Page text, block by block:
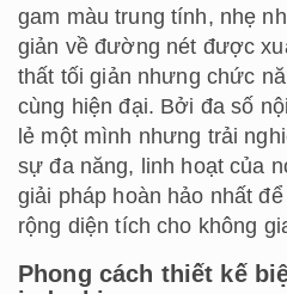
gam màu trung tính, nhẹ
giản về đường nét được
thất tối giản nhưng chức
cùng hiện đại. Bởi đa số
lẻ một mình nhưng trải
sự đa năng, linh hoạt của
giải pháp hoàn hảo nhất
rộng diện tích cho không
Phong cách thiết kế